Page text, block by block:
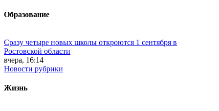
Образование
Сразу четыре новых школы откроются 1 сентября в
Ростовской области
вчера, 16:14
Новости рубрики
Жизнь